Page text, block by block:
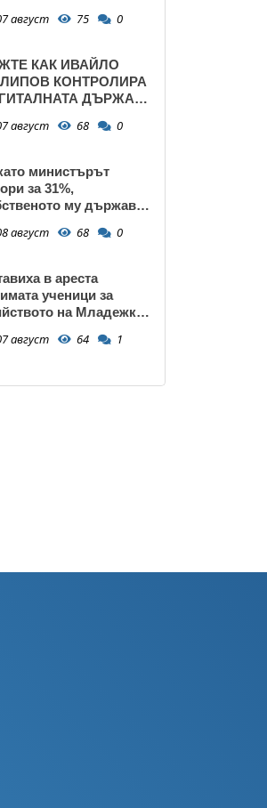
август 75 0
КАК ИВАЙЛО
КОНТРОЛИРА
ДЪРЖАВА
август 68 0
министърът
за 31%,
му държавно
вика дръжте
август 68 0
в ареста
ученици за
на Младежкия
гаврили се с него и го
август 64 1